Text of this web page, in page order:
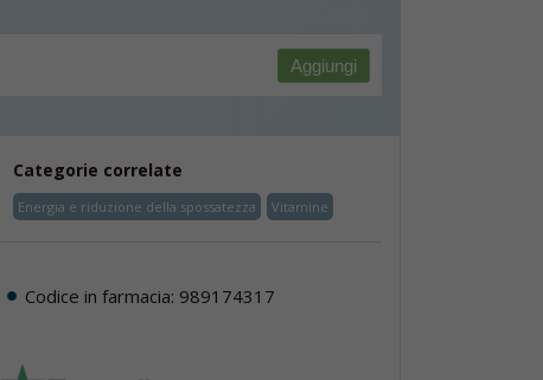
Aggiungi
Categorie correlate
Energia e riduzione della spossatezza Vitamine
Codice in farmacia: 989174317